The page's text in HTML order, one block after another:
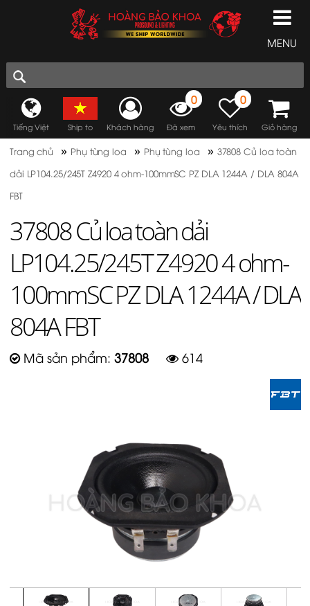
MENU
Tiếng Việt Ship to Khách hàng
0
Đã xem
0
Yêu thích Giỏ hàng
Trang chủ » Phụ tùng loa » Phụ tùng loa » 37808 Củ loa toàn
dải LP104.25/245T Z4920 4 ohm-100mmSC PZ DLA 1244A / DLA 804A
FBT
37808 Củ loa toàn dải
LP104.25/245T Z4920 4 ohm-
100mmSC PZ DLA 1244A / DLA
804A FBT
Mã sản phẩm: 37808 614